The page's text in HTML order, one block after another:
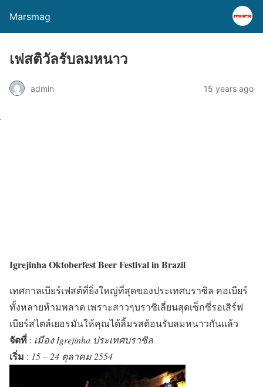
Marsmag
เฟสติวัลรับลมหนาว
admin 15 years ago
Igrejinha Oktoberfest Beer Festival in Brazil
เทศกาลเบียร์เฟสต์ที่ยิ่งใหญ่ที่สุดของประเทศบราซิล คอเบียร์
ทั้งหลายห้ามพลาด เพราะสาวๆบราซิเลี่ยนสุดเซ็กซี่รอเสิร์ฟ
เบียร์สไตล์เยอรมันให้คุณได้ลิ้มรสต้อนรับลมหนาวกันแล้ว
จัดที่ : เมือง Igrejinha ประเทศบราซิล
เริ่ม : 15 – 24 ตุลาคม 2554